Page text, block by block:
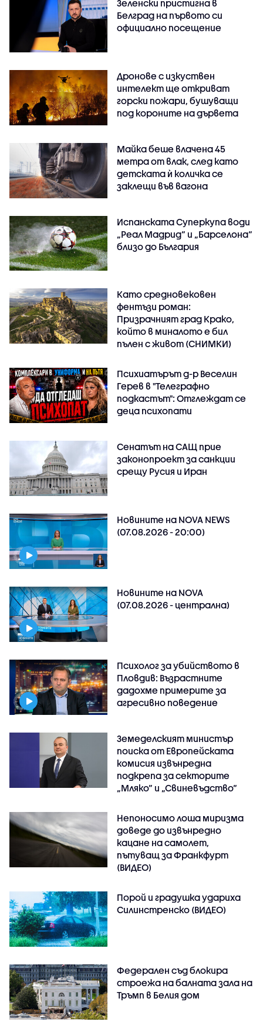
Зеленски пристигна в
Белград на първото си
официално посещение
Дронове с изкуствен
интелект ще откриват
горски пожари, бушуващи
под короните на дървета
Майка беше влачена 45
метра от влак, след като
детската ѝ количка се
заклещи във вагона
Испанската Суперкупа води
„Реал Мадрид“ и „Барселона“
близо до България
Като средновековен
фентъзи роман:
Призрачният град Крако,
който в миналото е бил
пълен с живот (СНИМКИ)
Психиатърът д-р Веселин
Герев в "Телеграфно
подкастът": Отглеждат се
деца психопати
Сенатът на САЩ прие
законопроект за санкции
срещу Русия и Иран
Новините на NOVA NEWS
(07.08.2026 - 20:00)
Новините на NOVA
(07.08.2026 - централна)
Психолог за убийството в
Пловдив: Възрастните
дадохме примерите за
агресивно поведение
Земеделският министър
поиска от Европейската
комисия извънредна
подкрепа за секторите
„Мляко“ и „Свиневъдство“
Непоносимо лоша миризма
доведе до извънредно
кацане на самолет,
пътуващ за Франкфурт
(ВИДЕО)
Порой и градушка удариха
Силинстренско (ВИДЕО)
Федерален съд блокира
строежа на балната зала на
Тръмп в Белия дом